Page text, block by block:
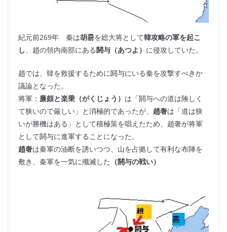
紀元前269年 秦は胡昜を総大将として韓攻略の軍を起こ
し、趙の領内南部にある閼与（あつよ） に侵攻していた。
趙では、韓を救援するために閼与にいる秦を攻撃すべきか
議論となった。
将軍： 廉頗と楽乗（がくじょう） は「閼与への道は険しく
て狭いので厳しい」と消極的であったが、 趙奢は「道は狭
いが勝機はある」として積極策を唱えたため、趙奢が将軍
として閼与に進軍することになった。
趙奢は秦軍の油断を誘いつつ、山を占拠して有利な布陣を
敷き、秦軍を一気に殲滅した （閼与の戦い）